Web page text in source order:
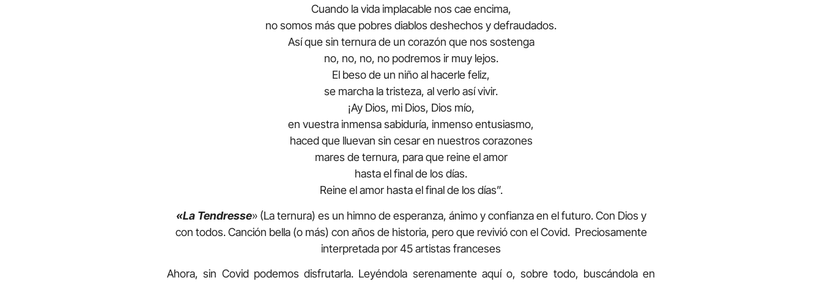
Cuando la vida implacable nos cae encima,
no somos más que pobres diablos deshechos y defraudados.
Así que sin ternura de un corazón que nos sostenga
no, no, no, no podremos ir muy lejos.
El beso de un niño al hacerle feliz,
se marcha la tristeza, al verlo así vivir.
¡Ay Dios, mi Dios, Dios mío,
en vuestra inmensa sabiduría, inmenso entusiasmo,
haced que lluevan sin cesar en nuestros corazones
mares de ternura, para que reine el amor
hasta el final de los días.
Reine el amor hasta el final de los días”.
«La Tendresse» (La ternura) es un himno de esperanza, ánimo y confianza en el futuro. Con Dios y
con todos. Canción bella (o más) con años de historia, pero que revivió con el Covid. Preciosamente
interpretada por 45 artistas franceses
Ahora, sin Covid podemos disfrutarla. Leyéndola serenamente aquí o, sobre todo, buscándola en